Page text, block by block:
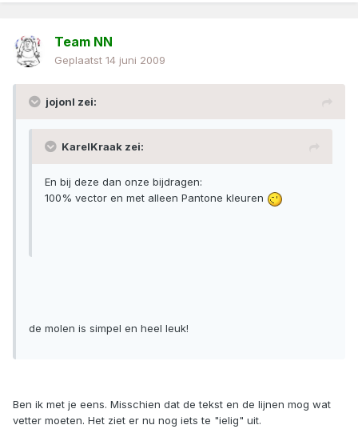
Team NN
Geplaatst 14 juni 2009
jojonl zei:
KarelKraak zei:
En bij deze dan onze bijdragen:
100% vector en met alleen Pantone kleuren
de molen is simpel en heel leuk!
Ben ik met je eens. Misschien dat de tekst en de lijnen mog wat
vetter moeten. Het ziet er nu nog iets te "ielig" uit.